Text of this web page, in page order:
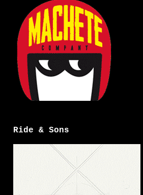
Ride & Sons